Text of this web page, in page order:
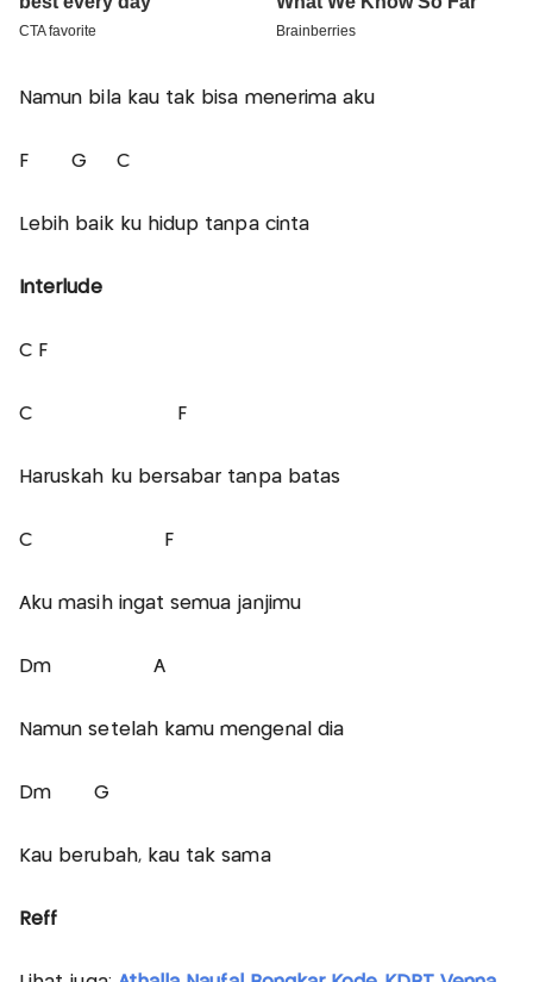
Namun bila kau tak bisa menerima aku
F G C
Lebih baik ku hidup tanpa cinta
Interlude
C F
C F
Haruskah ku bersabar tanpa batas
C F
Aku masih ingat semua janjimu
Dm A
Namun setelah kamu mengenal dia
Dm G
Kau berubah, kau tak sama
Reff